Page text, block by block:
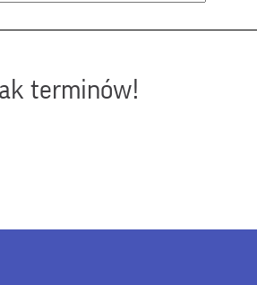
terminów!